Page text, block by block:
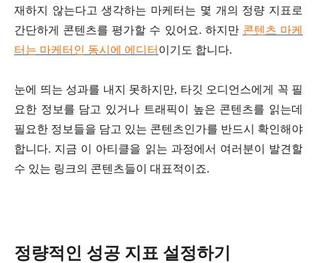
재하지 않는다고 생각하는 마케터는 몇 개의 정량 지표로
간단하게 콘텐츠를 평가할 수 있어요. 하지만 콘텐츠 마케
터는 마케터인 동시에 에디터 이기도 합니다.
눈에 띄는 성과를 내지 못하지만, 타깃 오디언스에게 꼭 필
요한 정보를 담고 있거나 트래픽이 높은 콘텐츠를 읽는데
필요한 정보들을 담고 있는 콘텐츠인가를 반드시 확인해야
합니다. 지금 이 아티클을 읽는 과정에서 여러분이 발견할
수 있는 링크의 콘텐츠들이 대표적이죠.
정량적인 성공 지표 설정하기